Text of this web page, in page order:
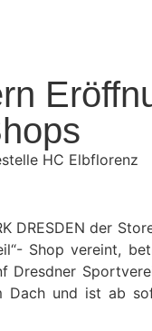
HC Elbflorenz
DRESDEN der
Shop vereint,
Dach und ist ab